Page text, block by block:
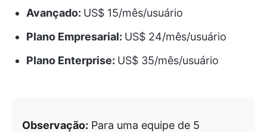
Avançado: US$ 15/mês/usuário
Plano Empresarial: US$ 24/mês/usuário
Plano Enterprise: US$ 35/mês/usuário
Observação: Para uma equipe de 5